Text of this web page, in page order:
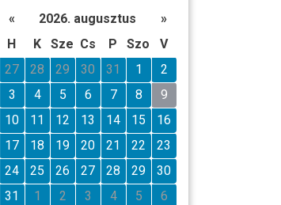
« 2026. augusztus
»
H
K Sze Cs P Szo
V
27
28 29 30 31 1
2
3
4 5 6 7 8
9
10
11 12 13 14 15
16
17
18 19 20 21 22
23
24
25 26 27 28 29
30
31
1 2 3 4 5 6